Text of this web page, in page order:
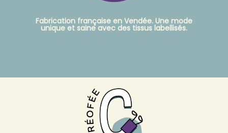
Fabrication française en Vendée. Une mode
unique et saine avec des tissus labellisés.